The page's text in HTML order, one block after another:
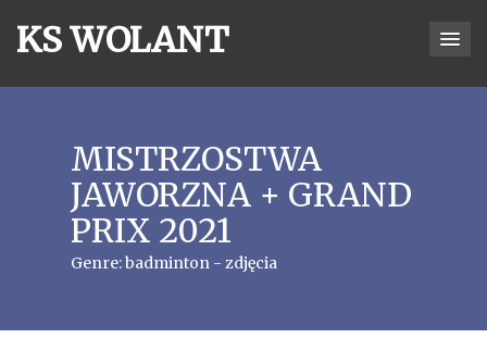
KS WOLANT
MISTRZOSTWA
JAWORZNA + GRAND
PRIX 2021
Genre:badminton - zdjęcia